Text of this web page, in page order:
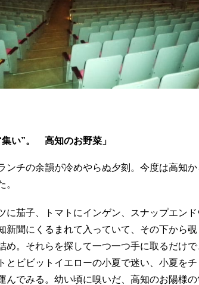
集い”。 高知のお野菜」
ンチの余韻が冷めやらぬ夕刻。今度は高知
。
に茄子、トマトにインゲン、スナップエン
新聞にくるまれて入っていて、その下から
め。それらを探して一つ一つ手に取るだけ
とビビットイエローの小夏で迷い、小夏を
んでみる。幼い頃に嗅いだ、高知のお陽様